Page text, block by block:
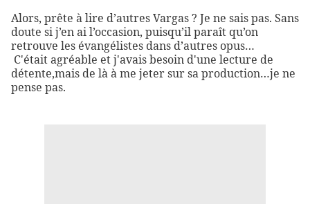
Alors, prête à lire d’autres Vargas ? Je ne sais pas. Sans
doute si j’en ai l’occasion, puisqu’il paraît qu’on
retrouve les évangélistes dans d’autres opus…
C'était agréable et j'avais besoin d'une lecture de
détente,mais de là à me jeter sur sa production…je ne
pense pas.